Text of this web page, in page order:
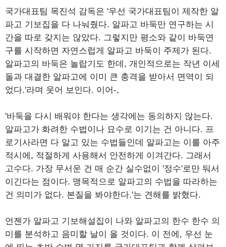
국가대표팀 목진석 감독은 '우선 국가대표팀이 제작한 알
파고 기보집을 다 나눠줬다. 알파고 바둑만 연구하는 시
간을 따로 갖지는 않았다. 그렇지만 평소와 같이 바둑연
구를 시작하면 자연스럽게 알파고 바둑이 주제가 된다.
알파고의 바둑은 놀랍기도 한데, 개인적으로는 작년 이세
돌과 대결한 알파고에 이미 큰 충격을 받아서 면역이 되
었다.'라며 웃어 보인다. 이어-,
'바둑을 다시 배워야 한다는 생각에는 동의하지 않는다.
알파고가 화려한 수법이나 묘수로 이기는 건 아니다. 프
로기사라면 다 알고 있는 수법들인데 알파고는 이를 아주
적시에, 적절하게 사용해서 안전하게 이겨간다. 그래서
고수다. 가장 무서운 건 매 순간 실수없이 '정수'로만 둬서
이긴다는 점이다. 맹목적으로 알파고의 수법을 따라하는
건 의미가 없다. 본질을 봐야한다.'는 견해를 밝혔다.
언젠가 알파고 기보해설집이 나와 알파고의 한수 한수 의
미를 분석하고 음미할 날이 올 것이다. 이 전에, 우선 눈